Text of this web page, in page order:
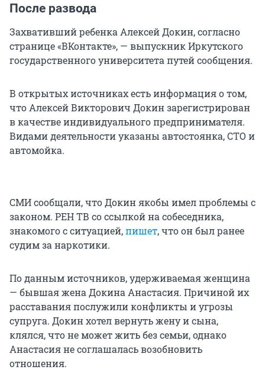
После развода
Захвативший ребенка Алексей Докин, согласно
странице «ВКонтакте», — выпускник Иркутского
государственного университета путей сообщения.
В открытых источниках есть информация о том,
что Алексей Викторович Докин зарегистрирован
в качестве индивидуального предпринимателя.
Видами деятельности указаны автостоянка, СТО и
автомойка.
СМИ сообщали, что Докин якобы имел проблемы с
законом. РЕН ТВ со ссылкой на собеседника,
знакомого с ситуацией,пишет, что он был ранее
судим за наркотики.
По данным источников, удерживаемая женщина
— бывшая жена Докина Анастасия. Причиной их
расставания послужили конфликты и угрозы
супруга. Докин хотел вернуть жену и сына,
клялся, что не может жить без семьи, однако
Анастасия не соглашалась возобновить
отношения.